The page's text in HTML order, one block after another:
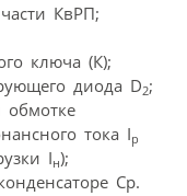
КвРП;
ключа (К);
диода D2;
обмотке
тока Iр
Iн);
Cр.